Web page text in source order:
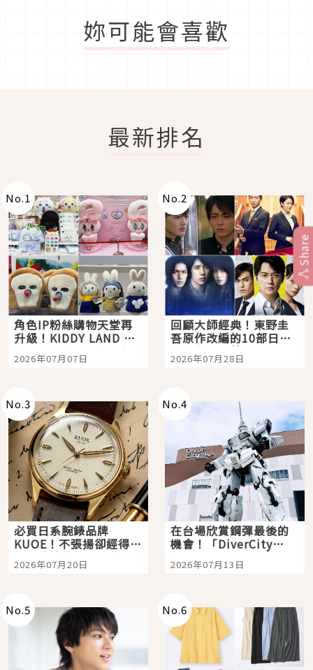
妳可能會喜歡
最新排名
No.1
角色IP粉絲購物天堂再
升級！KIDDY LAND 原
宿店吉伊卡哇迎客，新
開幕 OMOKADO 店3分
2026年07月07日
No.2
回顧大師經典！東野圭
吾原作改編的10部日本
影視作品推薦
2026年07月28日
No.3
必買日系腕錶品牌
KUOE！不張揚卻經得起
時間洗鍊的經典之作五
選
2026年07月20日
No.4
在台場欣賞鋼彈最後的
機會！「DiverCity
Tokyo Plaza」搭船、
購物、美食及夜景，一
2026年07月13日
No.5 No.6
Share